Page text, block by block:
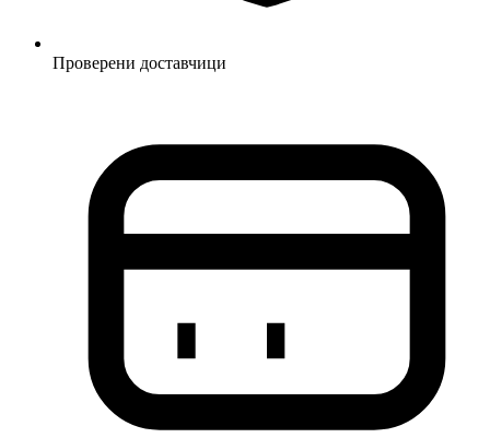
Проверени доставчици